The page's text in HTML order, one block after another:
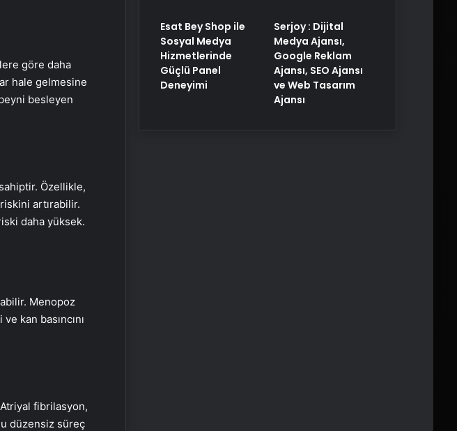
göre daha
hale gelmesine
besleyen
Özellikle,
artırabilir.
daha yüksek.
Menopoz
kan basıncını
fibrilasyon,
düzensiz süreç
Esat Bey Shop ile
Sosyal Medya
Hizmetlerinde
Güçlü Panel
Deneyimi
Serjoy : Dijital
Medya Ajansı,
Google Reklam
Ajansı, SEO Ajansı
ve Web Tasarım
Ajansı